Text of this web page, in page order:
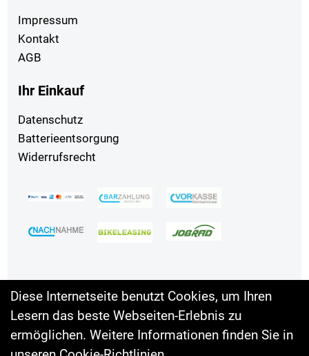
Impressum
Kontakt
AGB
Ihr Einkauf
Datenschutz
Batterieentsorgung
Widerrufsrecht
Diese Internetseite benutzt Cookies, um Ihren
Lesern das beste Webseiten-Erlebnis zu
ermöglichen. Weitere Informationen finden Sie in
Auftrag widerrufen